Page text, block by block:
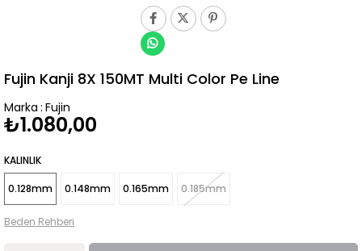
Fujin Kanji 8X 150MT Multi Color Pe Line
Marka : Fujin
₺1.080,00
KALINLIK
0.128mm 0.148mm 0.165mm 0.185mm
Beden Rehberi